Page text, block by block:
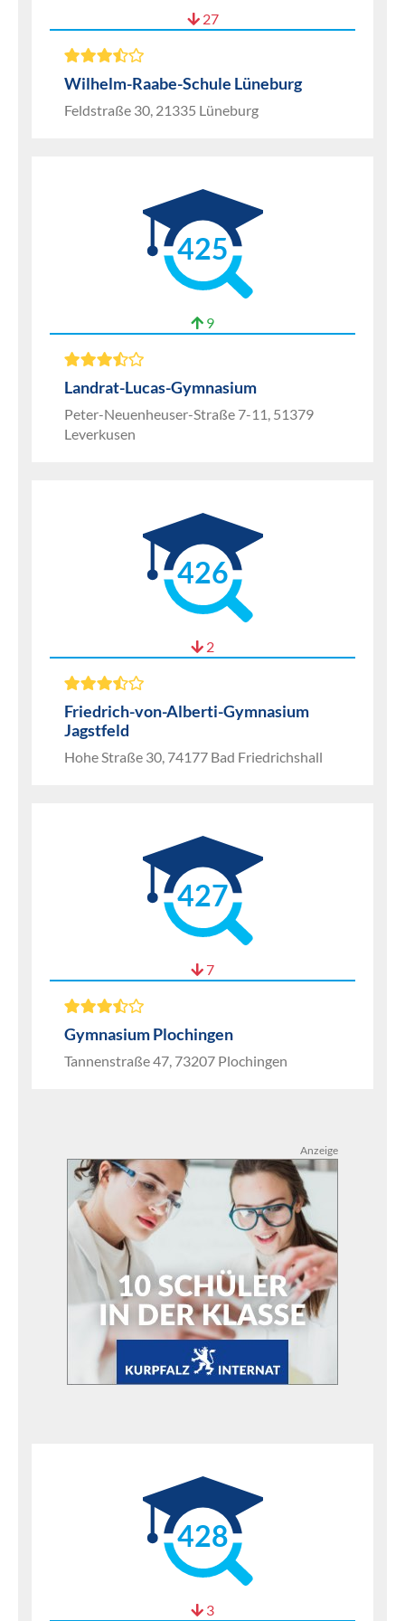
27
Wilhelm-Raabe-Schule Lüneburg
Feldstraße 30, 21335 Lüneburg
425
9
Landrat-Lucas-Gymnasium
Peter-Neuenheuser-Straße 7-11, 51379
Leverkusen
426
2
Friedrich-von-Alberti-Gymnasium
Jagstfeld
Hohe Straße 30, 74177 Bad Friedrichshall
427
7
Gymnasium Plochingen
Tannenstraße 47, 73207 Plochingen
Anzeige
428
3